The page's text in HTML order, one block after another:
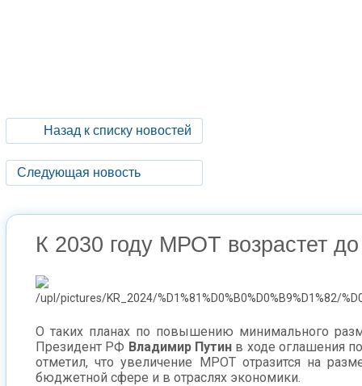
Назад к списку новостей
Следующая новость
К 2030 году МРОТ возрастет
О таких планах по повышению минимального
Президент РФ Владимир Путинв ходе оглашения
отметил, что увеличение МРОТ отразится на
бюджетной сфере и в отраслях экономики.